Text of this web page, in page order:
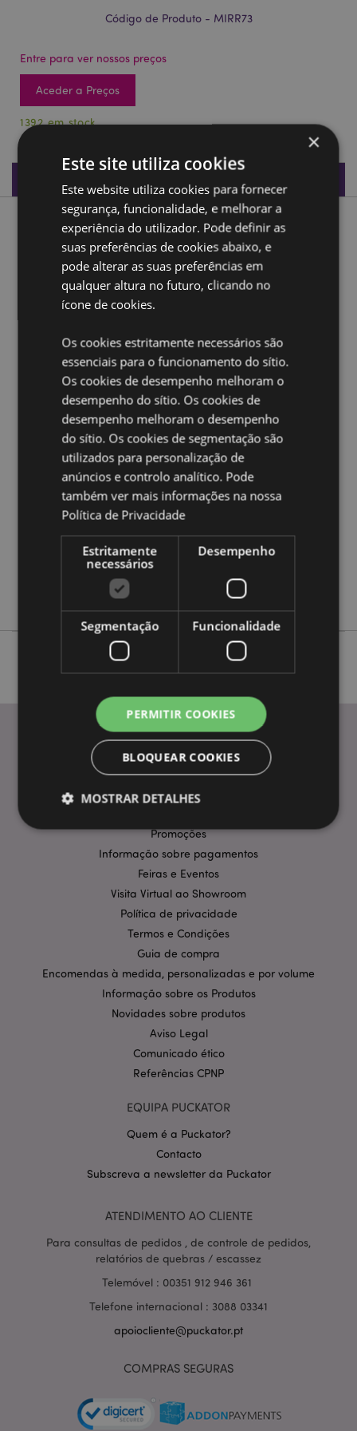
Código de Produto - MIRR73
Entre para ver nossos preços
Aceder a Preços
1392 em stock
Especificações do Produto
Descrição do Produto
Espelho Compacto Reino Animal
Material:Metal (Alumínio) e Vidro
Quer saber mais acerca de comprar na Puckator?
a nossaGuia de informação para o cliente.
Caracteristicas do Produto
Informação
Altura 6.5cm Largura 6.5cm Profundidade 1cm
5055071794681
240
0.052000
Não
Não
Animal Kingdom
INFORMAÇÃO
Perguntas Frequentes
Promoções
Informação sobre pagamentos
Feiras e Eventos
Visita Virtual ao Showroom
Política de privacidade
Termos e Condições
Guia de compra
Encomendas à medida, personalizadas e por volume
Informação sobre os Produtos
Novidades sobre produtos
Aviso Legal
Comunicado ético
Referências CPNP
EQUIPA PUCKATOR
Quem é a Puckator?
Contacto
Subscreva a newsletter da Puckator
ATENDIMENTO AO CLIENTE
Para consultas de pedidos , de controle de pedidos,
relatórios de quebras / escassez
Telemóvel : 00351 912 946 361
Telefone internacional : 3088 03341
apoiocliente@puckator.pt
COMPRAS SEGURAS
×
Este site utiliza cookies
Este website utiliza cookies para fornecer
segurança, funcionalidade, e melhorar a
experiência do utilizador. Pode definir as
suas preferências de cookies abaixo, e
pode alterar as suas preferências em
qualquer altura no futuro, clicando no
ícone de cookies.
Os cookies estritamente necessários são
essenciais para o funcionamento do sítio.
Os cookies de desempenho melhoram o
desempenho do sítio. Os cookies de
desempenho melhoram o desempenho
do sítio. Os cookies de segmentação são
utilizados para personalização de
anúncios e controlo analítico. Pode
também ver mais informações na nossa
Política de Privacidade
Estritamente
necessários
Desempenho
Segmentação Funcionalidade
PERMITIR COOKIES
BLOQUEAR COOKIES
MOSTRAR DETALHES
Estritamente necessários
Desempenho
Os cookies estritamente necessários permitem
de utilizador e gestão de conta. O sítio web não
pode ser utilizado correctamente sem os cookies
Domínio
invalidation
www.puckator.pt
PHPSESSID
PHP.net